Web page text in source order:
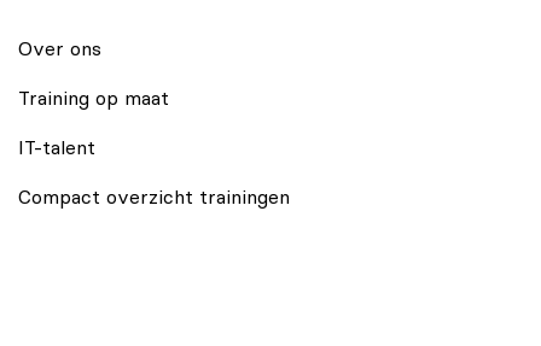
Over ons
Training op maat
IT-talent
Compact overzicht trainingen